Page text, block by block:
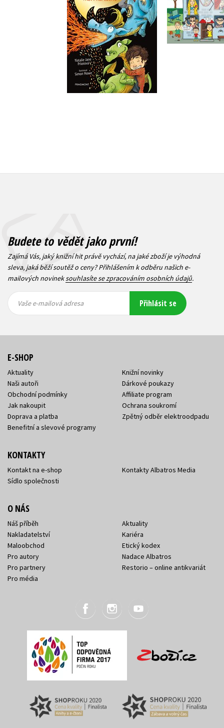
Do košíku
249 Kč
199 Kč
Budete to vědět jako první!
Zajímá Vás, jaký knižní hit právě vychází, na jaké zboží je výhodná
sleva, jaká běží soutěž o ceny? Přihlášením k odběru našich e-
mailových novineksouhlasíte se zpracováním osobních údajů.
mailová
mailová
Vaše e-mailová adresa Přihlásit se
E-SHOP
Aktuality
Naši autoři
Obchodní podmínky
Jak nakoupit
Doprava a platba
Benefitní a slevové programy
Knižní novinky
Dárkové poukazy
Affiliate program
Ochrana soukromí
Zpětný odběr elektroodpadu
KONTAKTY
Kontakt na e-shop
Sídlo společnosti
Kontakty Albatros Media
O NÁS
Náš příběh
Nakladatelství
Maloobchod
Pro autory
Pro partnery
Pro média
Aktuality
Kariéra
Etický kodex
Nadace Albatros
Restorio – online antikvariát